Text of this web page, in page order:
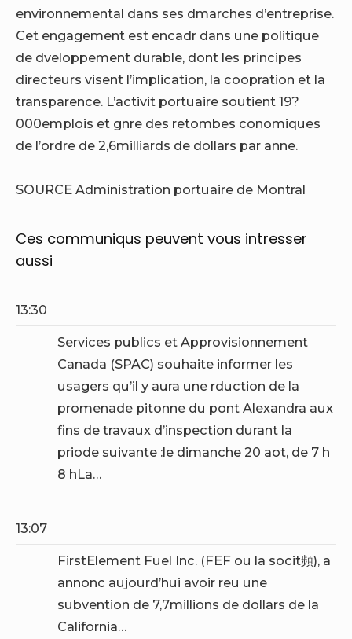
environnemental dans ses dmarches d’entreprise.
Cet engagement est encadr dans une politique
de dveloppement durable, dont les principes
directeurs visent l’implication, la coopration et la
transparence. L’activit portuaire soutient 19?
000emplois et gnre des retombes conomiques
de l’ordre de 2,6milliards de dollars par anne.
SOURCE Administration portuaire de Montral
Ces communiqus peuvent vous intresser
aussi
13:30
Services publics et Approvisionnement
Canada (SPAC) souhaite informer les
usagers qu’il y aura une rduction de la
promenade pitonne du pont Alexandra aux
fins de travaux d’inspection durant la
priode suivante :le dimanche 20 aot, de 7 h
8 hLa…
13:07
FirstElement Fuel Inc. (FEF ou la socit頻), a
annonc aujourd’hui avoir reu une
subvention de 7,7millions de dollars de la
California…